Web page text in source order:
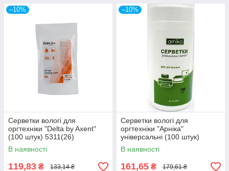
–10%
Серветки вологі для
оргтехніки "Delta by Axent"
(100 штук) 5311(26)
В наявності
119,83 ₴ 133,14 ₴
–10%
Серветки вологі для
оргтехніки "Арніка"
універсальні (100 штук)
30663
В наявності
161,65 ₴ 179,61 ₴